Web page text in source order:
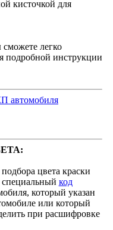
кисточкой для
легко
подробной инструкции
автомобиля
цвета краски
специальный код
который указан
или который
при расшифровке